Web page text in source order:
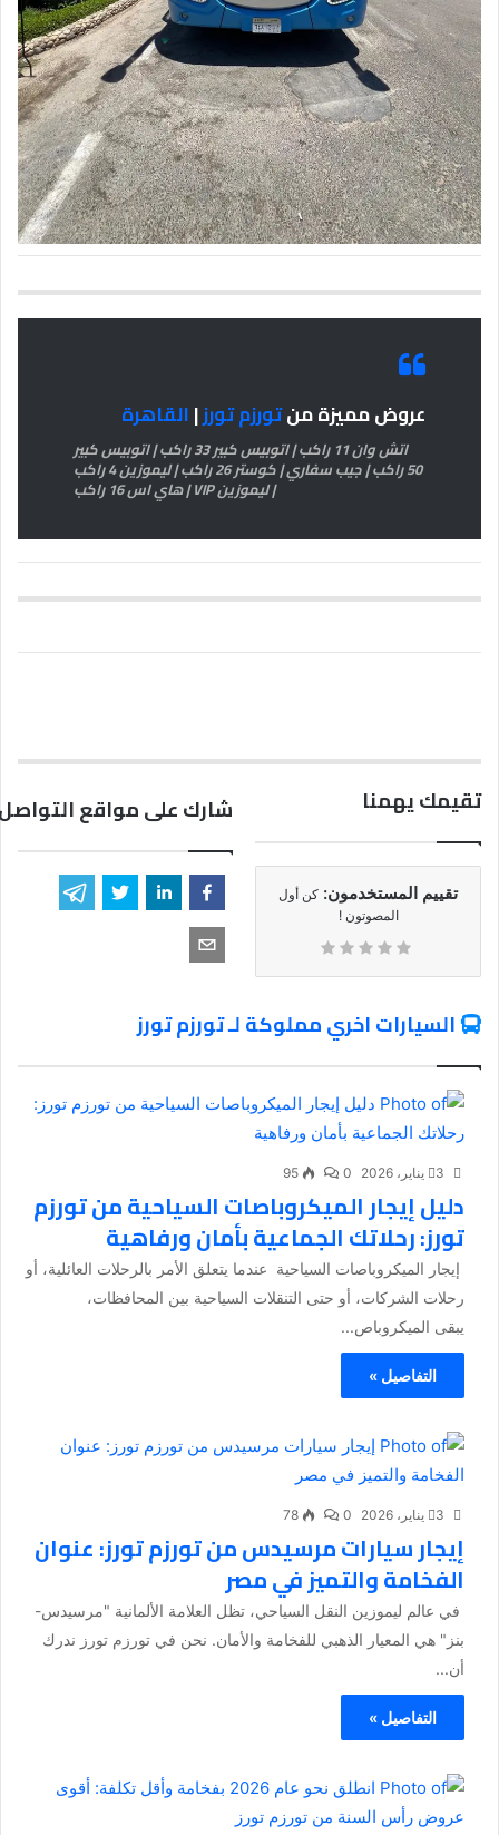
عروض مميزة منتورزم تورز|القاهرة
اتش وان 11 راكب | اتوبيس كبير 33 راكب | اتوبيس كبير
50 راكب | جيب سفاري | كوستر 26 راكب | ليموزين 4 راكب
| ليموزين VIP | هاي اس 16 راكب
تقيمك يهمنا
تقييم المستخدمون: كن أول
المصوتون !
شارك على مواقع
السيارات اخري مملوكة لـ تورزم تورز
3 يناير، 2026 0
95
دليل إيجار الميكروباصات السياحية من تورزم
تورز: رحلاتك الجماعية بأمان ورفاهية
إيجار الميكروباصات السياحية عندما يتعلق الأمر بالرحلات العائلية، أو
رحلات الشركات، أو حتى التنقلات السياحية بين المحافظات،
يبقى الميكروباص...
التفاصيل »
3 يناير، 2026 0
78
إيجار سيارات مرسيدس من تورزم تورز: عنوان
الفخامة والتميز في مصر
في عالم ليموزين النقل السياحي، تظل العلامة الألمانية "مرسيدس-
بنز" هي المعيار الذهبي للفخامة والأمان. نحن في تورزم تورز ندرك
أن...
التفاصيل »